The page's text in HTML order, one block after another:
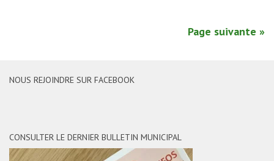
Page suivante »
NOUS REJOINDRE SUR FACEBOOK
CONSULTER LE DERNIER BULLETIN MUNICIPAL